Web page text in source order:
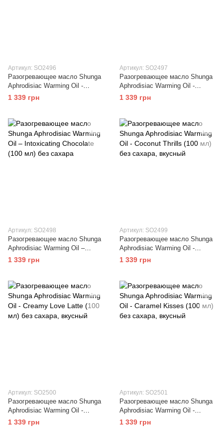
Артикул: SO2496
Разогревающее масло Shunga
Aphrodisiac Warming Oil -
Vanilla Fetish (100 мл) без
сахара, вкусный
1 339 грн
Артикул: SO2497
Разогревающее масло Shunga
Aphrodisiac Warming Oil -
Sparkling Strawberry Wine (100
мл) без сахара
1 339 грн
Артикул: SO2498
Разогревающее масло Shunga
Aphrodisiac Warming Oil –
Intoxicating Chocolate (100 мл)
без сахара
1 339 грн
Артикул: SO2499
Разогревающее масло Shunga
Aphrodisiac Warming Oil -
Coconut Thrills (100 мл) без
сахара, вкусный
1 339 грн
Артикул: SO2500
Разогревающее масло Shunga
Aphrodisiac Warming Oil -
Creamy Love Latte (100 мл) без
сахара, вкусный
1 339 грн
Артикул: SO2501
Разогревающее масло Shunga
Aphrodisiac Warming Oil -
Caramel Kisses (100 мл) без
сахара, вкусный
1 339 грн